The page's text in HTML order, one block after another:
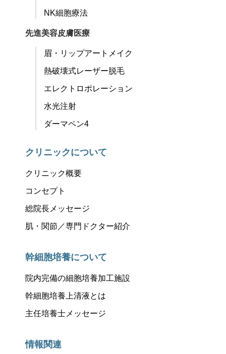
NK細胞療法
先進美容皮膚医療
眉・リップアートメイク
熱破壊式レーザー脱毛
エレクトロポレーション
水光注射
ダーマペン4
クリニックについて
クリニック概要
コンセプト
総院長メッセージ
肌・関節／専門ドクター紹介
幹細胞培養について
院内完備の細胞培養加工施設
幹細胞培養上清液とは
主任培養士メッセージ
情報関連